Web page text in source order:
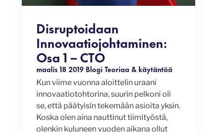
Disruptoidaan
Innovaatiojohtaminen:
Osa 1 – CTO
maalis 18 2019 Blogi Teoriaa & käytäntöä
Kun viime vuonna aloittelin uraani
innovaatiotohtorina, suurin pelkoni oli
se, että päätyisin tekemään asioita yksin.
Koska olen aina nauttinut tiimityöstä,
olenkin kuluneen vuoden aikana ollut